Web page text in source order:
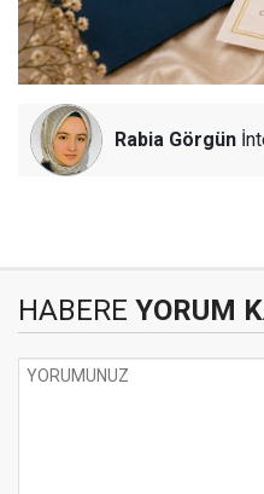
Rabia Görgün
HABERE YORUM